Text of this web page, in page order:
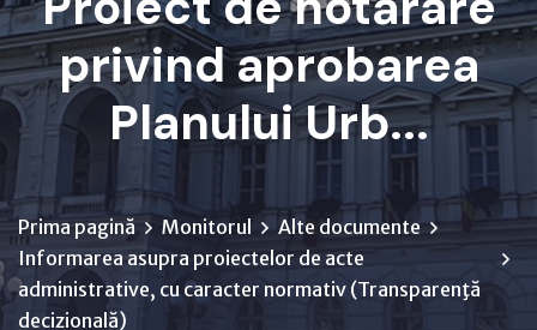
privind aprobarea
Planului Urb...
Prima pagină Monitorul
Alte documente
Informarea asupra proiectelor de acte
administrative, cu caracter normativ (Transparenţă
decizională)